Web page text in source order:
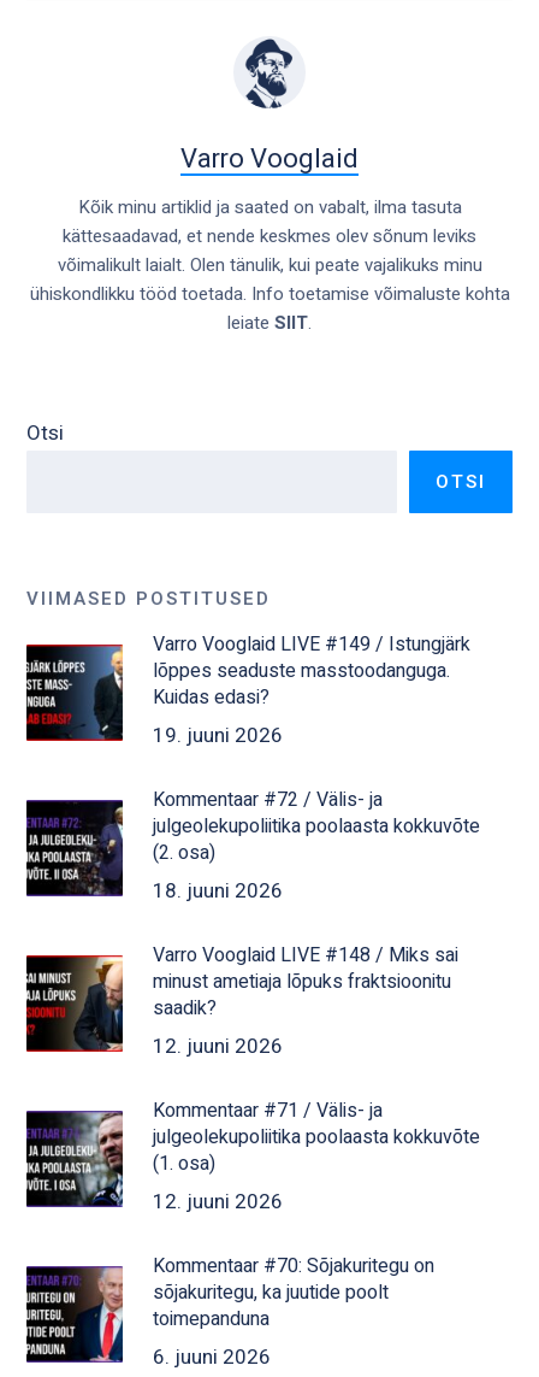
Varro Vooglaid
Kõik minu artiklid ja saated on vabalt, ilma tasuta
kättesaadavad, et nende keskmes olev sõnum leviks
võimalikult laialt. Olen tänulik, kui peate vajalikuks minu
ühiskondlikku tööd toetada. Info toetamise võimaluste kohta
leiate SIIT.
Otsi
OTSI
VIIMASED POSTITUSED
Varro Vooglaid LIVE #149 / Istungjärk
lõppes seaduste masstoodanguga.
Kuidas edasi?
19. juuni 2026
Kommentaar #72 / Välis- ja
julgeolekupoliitika poolaasta kokkuvõte
(2. osa)
18. juuni 2026
Varro Vooglaid LIVE #148 / Miks sai
minust ametiaja lõpuks fraktsioonitu
saadik?
12. juuni 2026
Kommentaar #71 / Välis- ja
julgeolekupoliitika poolaasta kokkuvõte
(1. osa)
12. juuni 2026
Kommentaar #70: Sõjakuritegu on
sõjakuritegu, ka juutide poolt
toimepanduna
6. juuni 2026